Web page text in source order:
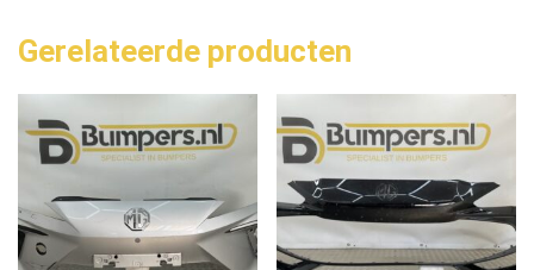
Gerelateerde producten